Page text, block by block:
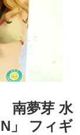
南夢芽 水
」 フィギ